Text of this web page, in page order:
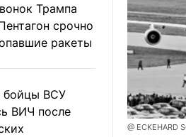
Трампа
срочно
ракеты
бойцы ВСУ
ВИЧ после
@ ECKEHARD